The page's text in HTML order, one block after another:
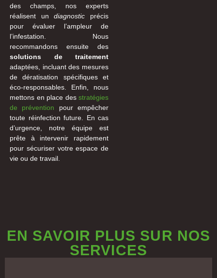
des champs, nos experts
réalisent undiagnostic précis
pour évaluer l’ampleur de
l’infestation. Nous
recommandons ensuite des
solutions de traitement
adaptées, incluant des mesures
de dératisation spécifiques et
éco-responsables. Enfin, nous
mettons en place des stratégies
de prévention pour empêcher
toute réinfection future. En cas
d’urgence, notre équipe est
prête à intervenir rapidement
pour sécuriser votre espace de
vie ou de travail.
EN SAVOIR PLUS SUR NOS
SERVICES